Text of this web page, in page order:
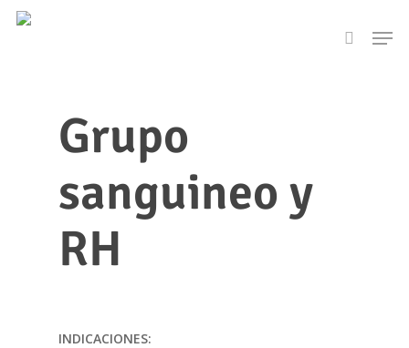
Skip
search
Grupo
sanguineo y
RH
INDICACIONES: